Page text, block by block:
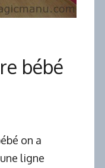
bébé
on a
ligne